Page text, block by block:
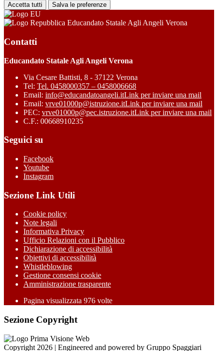
Accetta tutti Salva le preferenze
Educandato Statale Agli Angeli Verona
Contatti
Educandato Statale Agli Angeli Verona
Via Cesare Battisti, 8 - 37122 Verona
Tel: Tel. 0458000357 – 0458006668
Email: info@educandatoangeli.itLink per inviare una mail
Email: vrve01000p@istruzione.itLink per inviare una mail
PEC: vrve01000p@pec.istruzione.itLink per inviare una mail
C.F.: 00668910235
Seguici su
Facebook
Youtube
Instagram
Sezione Link Utili
Cookie policy
Note legali
Informativa Privacy
Ufficio Relazioni con il Pubblico
Dichiarazione di accessibilità
Obiettivi di accessibilità
Whistleblowing
Gestione consensi cookie
Amministrazione trasparente
Pagina visualizzata 976 volte
Sezione Copyright
Copyright 2026 | Engineered and powered by Gruppo Spaggiari